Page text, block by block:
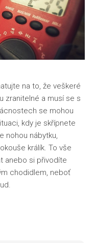
na to, že veškeré
zranitelné a musí se s
se mohou
kdy je skřípnete
nohou nábytku,
králík. To vše
anebo si přivodíte
chodidlem, neboť